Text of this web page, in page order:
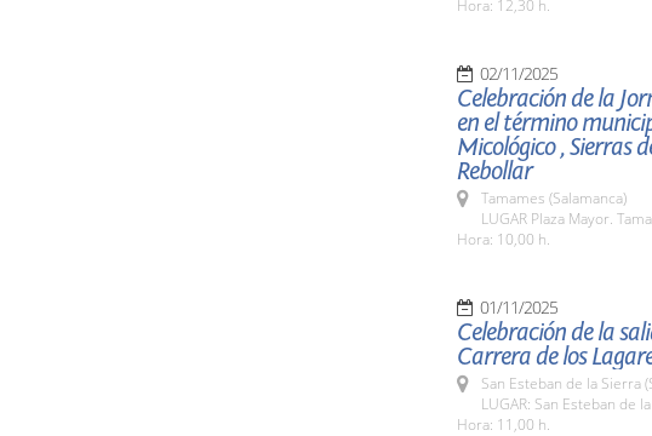
Hora: 12,30 h.
02/11/2025
Celebración de la
en el término
Micológico , Sierras
Rebollar
Tamames (Salamanca)
LUGAR Plaza Mayor.
Hora: 10,00 h.
01/11/2025
Celebración de la
Carrera de los
San Esteban de la Sierra
LUGAR: San Esteban de
Hora: 11,00 h.